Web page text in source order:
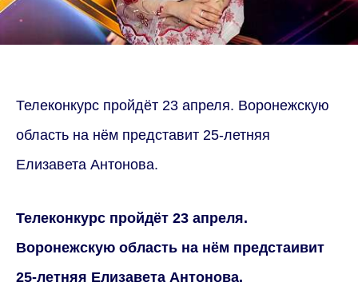
Телеконкурс пройдёт 23 апреля. Воронежскую
область на нём представит 25-летняя
Елизавета Антонова.
Телеконкурс пройдёт 23 апреля.
Воронежскую область на нём предстаивит
25-летняя Елизавета Антонова.